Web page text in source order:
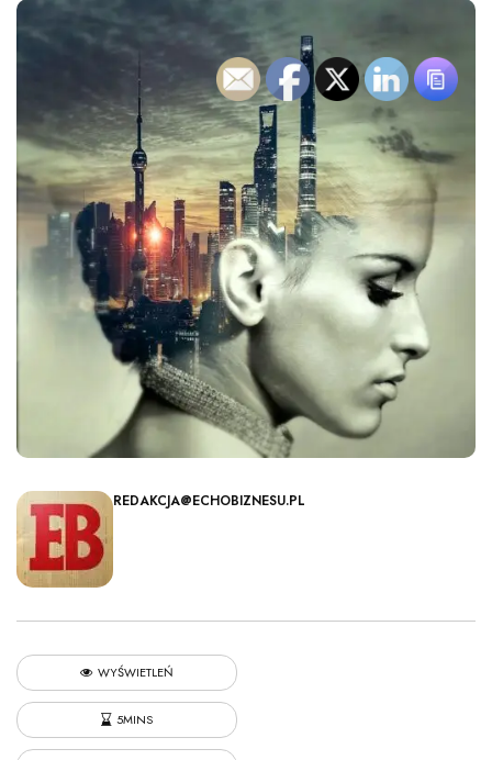
REDAKCJA@ECHOBIZNESU.PL
WYŚWIETLEŃ
5MINS